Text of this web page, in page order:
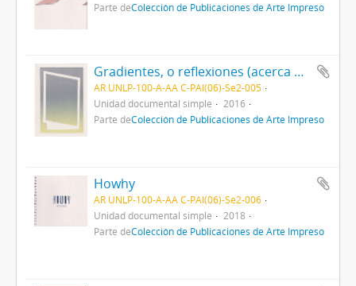
Parte deColección de Publicaciones de Arte Impreso
Gradientes, o reflexiones (acerca de la naturaleza del tiempo)
AR UNLP-100-A-AA C-PAI(06)-Se2-005
Unidad documental simple
2016
Parte deColección de Publicaciones de Arte Impreso
Howhy
AR UNLP-100-A-AA C-PAI(06)-Se2-006
Unidad documental simple
2018
Parte deColección de Publicaciones de Arte Impreso